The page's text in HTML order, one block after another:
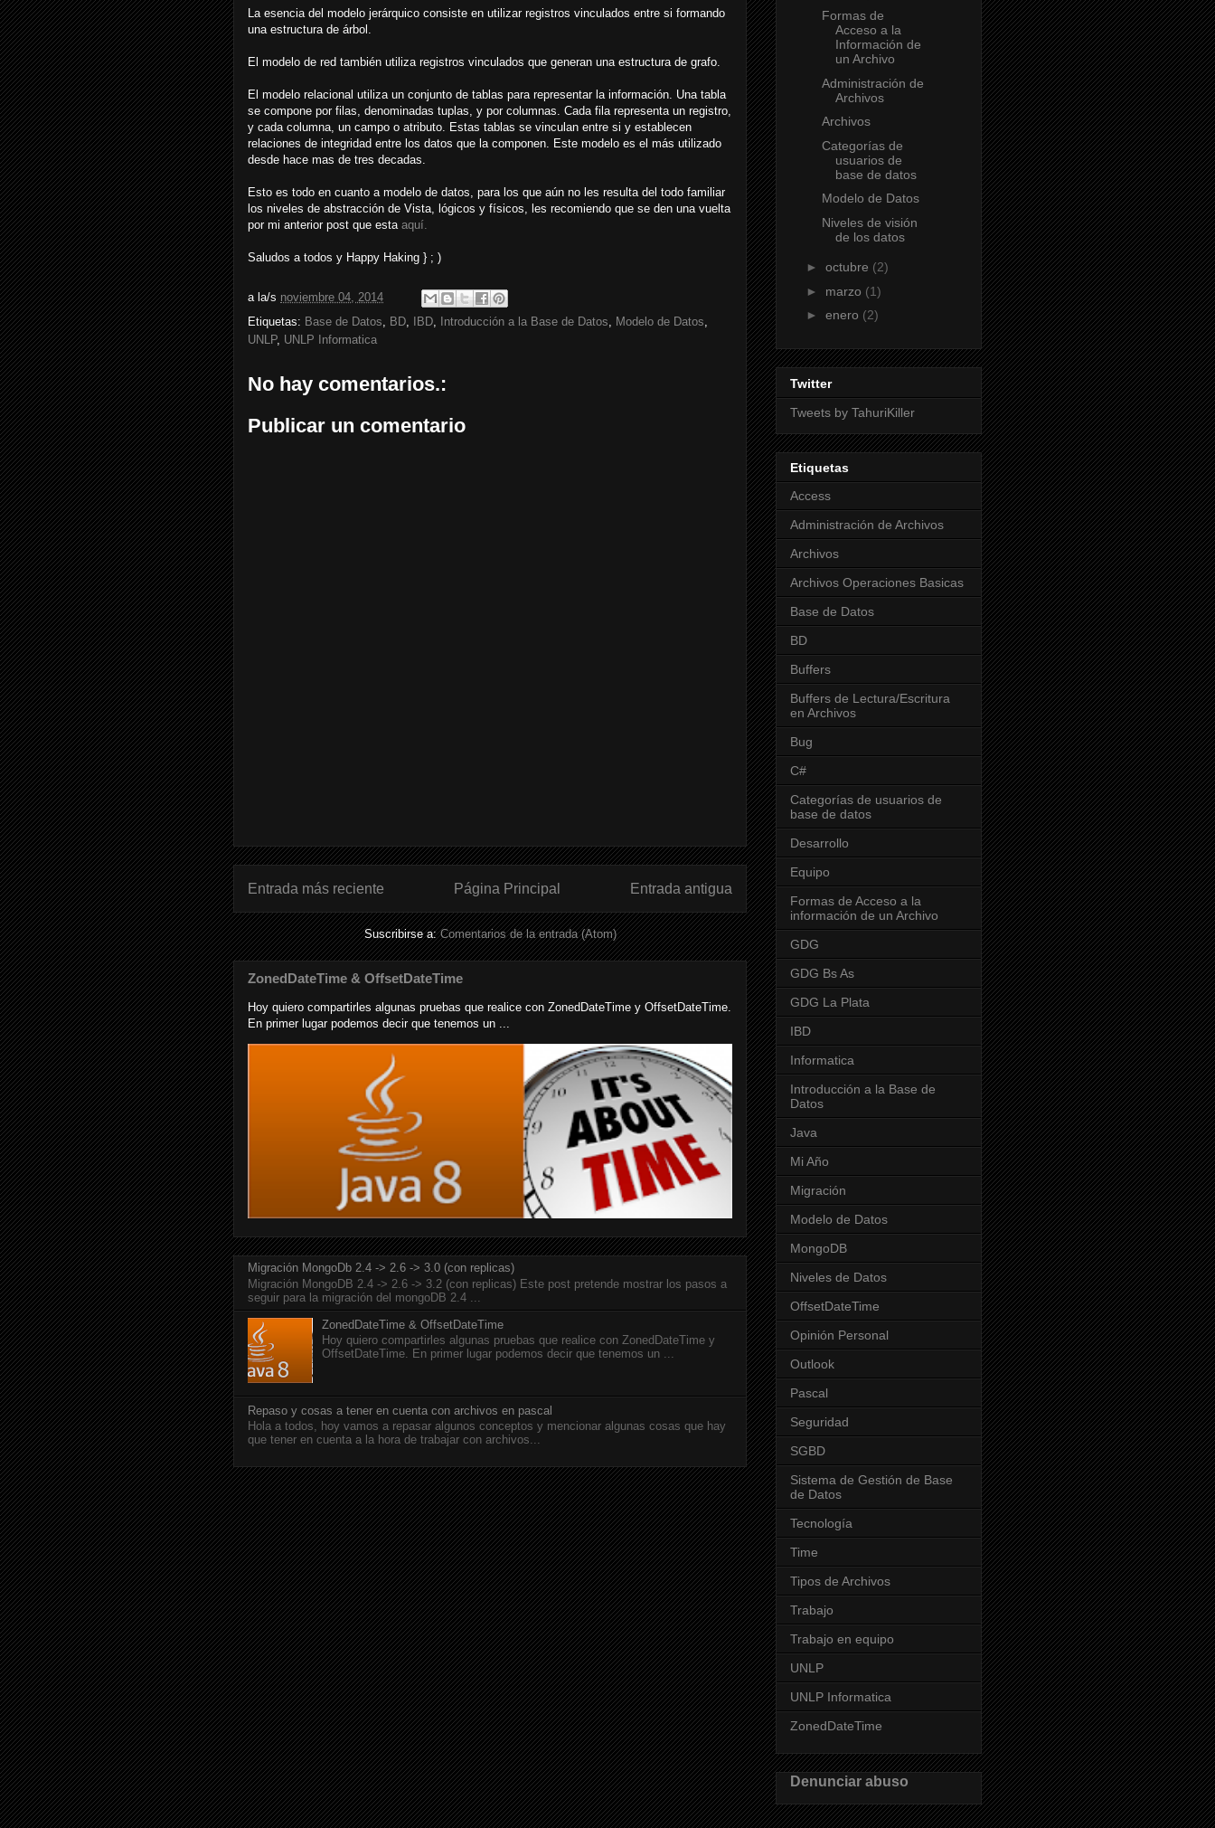
La esencia del modelo jerárquico consiste en utilizar registros vinculados entre si formando
una estructura de árbol.
El modelo de red también utiliza registros vinculados que generan una estructura de grafo.
El modelo relacional utiliza un conjunto de tablas para representar la información. Una tabla
se compone por filas, denominadas tuplas, y por columnas. Cada fila representa un registro,
y cada columna, un campo o atributo. Estas tablas se vinculan entre si y establecen
relaciones de integridad entre los datos que la componen. Este modelo es el más utilizado
desde hace mas de tres decadas.
Esto es todo en cuanto a modelo de datos, para los que aún no les resulta del todo familiar
los niveles de abstracción de Vista, lógicos y físicos, les recomiendo que se den una vuelta
por mi anterior post que esta aquí.
Saludos a todos y Happy Haking } ; )
a la/s noviembre 04, 2014
Etiquetas: Base de Datos, BD, IBD, Introducción a la Base de Datos, Modelo de Datos,
UNLP, UNLP Informatica
No hay comentarios.:
Publicar un comentario
Entrada más reciente Entrada antigua
Página Principal
Suscribirse a:Comentarios de la entrada (Atom)
ZonedDateTime & OffsetDateTime
Hoy quiero compartirles algunas pruebas que realice con ZonedDateTime y OffsetDateTime.
En primer lugar podemos decir que tenemos un ...
Migración MongoDb 2.4 -> 2.6 -> 3.0 (con replicas)
Migración MongoDB 2.4 -> 2.6 -> 3.2 (con replicas) Este post pretende mostrar los pasos a
seguir para la migración del mongoDB 2.4 ...
ZonedDateTime & OffsetDateTime
Hoy quiero compartirles algunas pruebas que realice con ZonedDateTime y
OffsetDateTime. En primer lugar podemos decir que tenemos un ...
Repaso y cosas a tener en cuenta con archivos en pascal
Hola a todos, hoy vamos a repasar algunos conceptos y mencionar algunas cosas que hay
que tener en cuenta a la hora de trabajar con archivos...
Formas de
Acceso a la
Información de
un Archivo
Administración de
Archivos
Archivos
Categorías de
usuarios de
base de datos
Modelo de Datos
Niveles de visión
de los datos
► octubre (2)
► marzo (1)
► enero (2)
Twitter
Tweets by TahuriKiller
Etiquetas
Access
Administración de Archivos
Archivos
Archivos Operaciones Basicas
Base de Datos
BD
Buffers
Buffers de Lectura/Escritura
en Archivos
Bug
C#
Categorías de usuarios de
base de datos
Desarrollo
Equipo
Formas de Acceso a la
información de un Archivo
GDG
GDG Bs As
GDG La Plata
IBD
Informatica
Introducción a la Base de
Datos
Java
Mi Año
Migración
Modelo de Datos
MongoDB
Niveles de Datos
OffsetDateTime
Opinión Personal
Outlook
Pascal
Seguridad
SGBD
Sistema de Gestión de Base
de Datos
Tecnología
Time
Tipos de Archivos
Trabajo
Trabajo en equipo
UNLP
UNLP Informatica
ZonedDateTime
Denunciar abuso